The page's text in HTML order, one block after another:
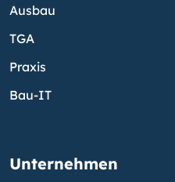
Ausbau
TGA
Praxis
Bau-IT
Unternehmen